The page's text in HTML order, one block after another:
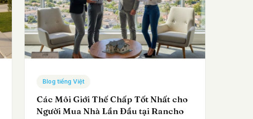
Blog tiếng Việt
Các Môi Giới Thế Chấp Tốt Nhất cho
Người Mua Nhà Lần Đầu tại Rancho